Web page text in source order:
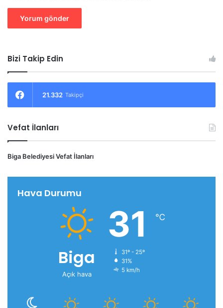
Bizi Takip Edin
21.332 Takipçi
Vefat İlanları
Biga Belediyesi Vefat İlanları
Hava Durumu
Biga
Açık hava
31 ℃
31º - 25º
31%
5 km/h